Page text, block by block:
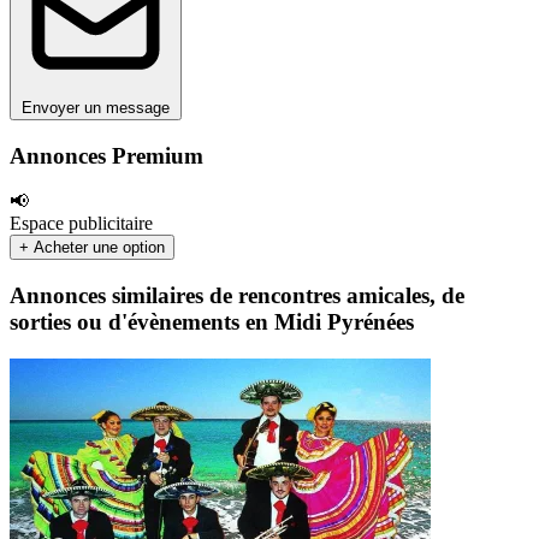
Annonces Premium
📢
Espace publicitaire
+ Acheter une option
Envoyer un message
Annonces similaires de rencontres amicales, de
sorties ou d'évènements en Midi Pyrénées